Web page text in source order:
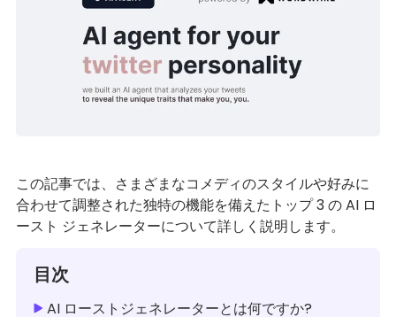
この記事では、さまざまなコメディのスタイルや好みに
合わせて調整された独特の機能を備えたトップ 3 の AI ロ
ースト ジェネレーターについて詳しく説明します。
目次
AI ローストジェネレーターとは何ですか?